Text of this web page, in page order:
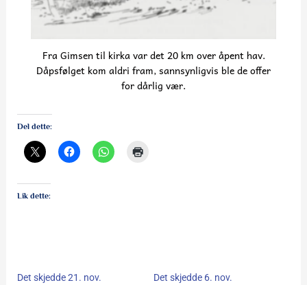
Fra Gimsen til kirka var det 20 km over åpent hav.
Dåpsfølget kom aldri fram, sannsynligvis ble de offer
for dårlig vær.
Del dette:
Lik dette:
Det skjedde 21. nov.
Det skjedde 6. nov.